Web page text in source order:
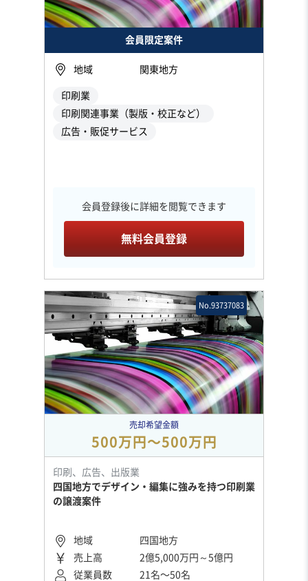
会員限定案件
地域 関東地方
印刷業
印刷関連事業（製版・校正など）
広告・販促サービス
会員登録後に詳細を閲覧できます
無料会員登録
No.93737083
売却希望金額
500万円〜500万円
印刷、広告、出版業
四国地方でデザイン・編集に強みを持つ印刷業
の譲渡案件
地域
四国地方
売上高
2億5,000万円～5億円
従業員数
21名〜50名